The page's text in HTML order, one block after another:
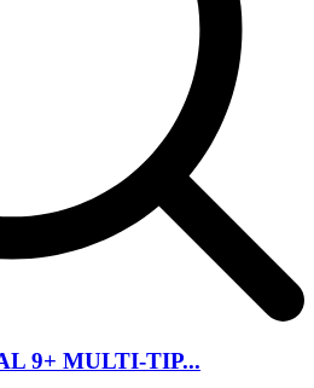
9+ MULTI-TIP...